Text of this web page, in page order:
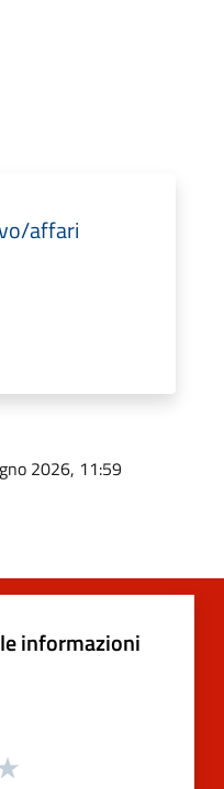
affari
2026, 11:59
informazioni